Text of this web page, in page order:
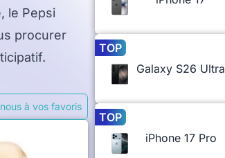
le Pepsi
procurer
à vos favoris
TOP
Galaxy S26 Ultra
TOP
iPhone 17 Pro